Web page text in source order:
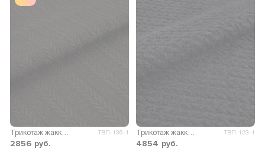
Трикотаж жаккард Вильма ТВП-136-1
2856 руб.
Трикотаж жаккард Голди ТВП-123-1
4854 руб.